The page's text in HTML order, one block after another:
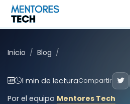
Inicio Blog
1 min de lecturaCompartir
Por el equipo Mentores Tech